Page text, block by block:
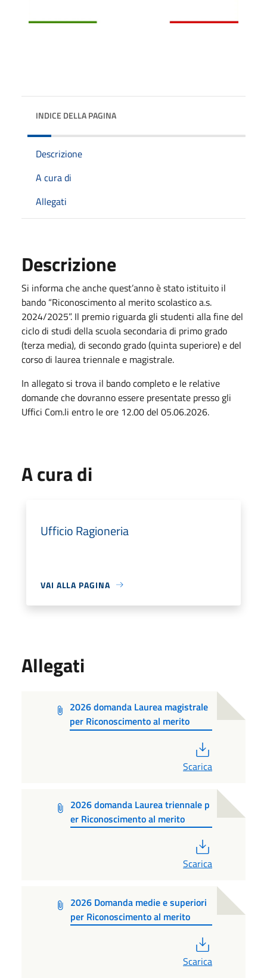
INDICE DELLA PAGINA
Descrizione
A cura di
Allegati
Descrizione
Si informa che anche quest’anno è stato istituito il
bando “Riconoscimento al merito scolastico a.s.
2024/2025”. Il premio riguarda gli studenti alla fine del
ciclo di studi della scuola secondaria di primo grado
(terza media), di secondo grado (quinta superiore) e del
corso di laurea triennale e magistrale.
In allegato si trova il bando completo e le relative
domande che dovranno essere presentate presso gli
Uffici Com.li entro le ore 12.00 del 05.06.2026.
A cura di
Ufficio Ragioneria
VAI ALLA PAGINA
Allegati
2026 domanda Laurea magistrale
per Riconoscimento al merito
Scarica
2026 domanda Laurea triennale p
er Riconoscimento al merito
Scarica
2026 Domanda medie e superiori
per Riconoscimento al merito
Scarica